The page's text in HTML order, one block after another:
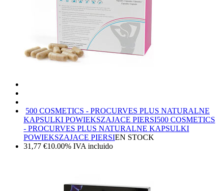
500 COSMETICS - PROCURVES PLUS NATURALNE
KAPSULKI POWIEKSZAJACE PIERSI500 COSMETICS
- PROCURVES PLUS NATURALNE KAPSULKI
POWIEKSZAJACE PIERSIEN STOCK
31,77 €10.00% IVA incluido